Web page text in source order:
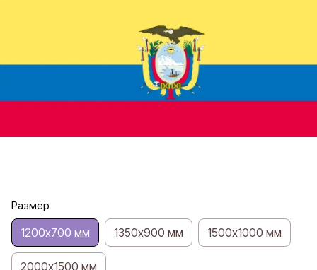
Размер
1200х700 мм 1350х900 мм 1500х1000 мм
2000х1500 мм